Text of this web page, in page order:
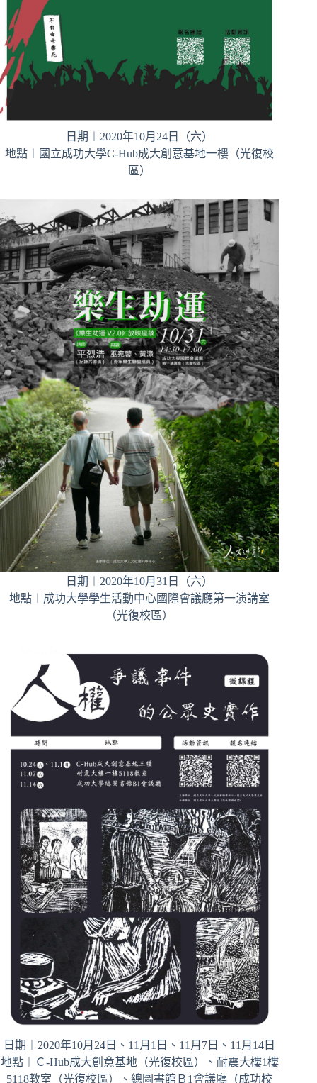
日期︱2020年10月24日（六）
地點︱國立成功大學C-Hub成大創意基地一樓（光復校
區）
日期︱2020年10月31日（六）
地點︱成功大學學生活動中心國際會議廳第一演講室
（光復校區）
日期︱2020年10月24日、11月1日、11月7日、11月14日
地點︱Ｃ-Hub成大創意基地（光復校區）、耐震大樓1樓
5118教室（光復校區）、總圖書館Ｂ1會議廳（成功校